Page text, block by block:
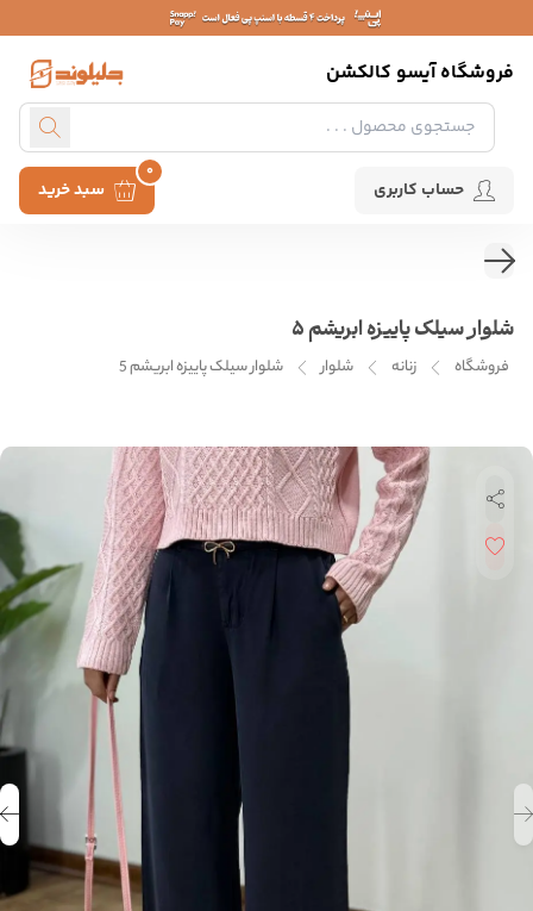
فروشگاه آیسو کالکشن
حساب کاربری سبد خرید
0
شلوار سیلک پاییزه ابریشم 5
فروشگاه زنانه شلوار شلوار سیلک پاییزه ابریشم 5